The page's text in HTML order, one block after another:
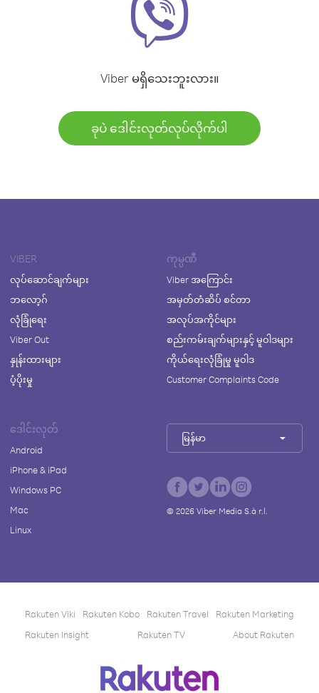
Viber မရှိသေးဘူးလား။
ခုပဲ ဒေါင်းလုတ်လုပ်လိုက်ပါ
VIBER
လုပ်ဆောင်ချက်များ
ဘလော့ဂ်
လုံခြုံရေး
Viber Out
နှုန်းထားများ
ပံ့ပိုးမှု
ကုမ္ပဏီ
Viber အကြောင်း
အမှတ်တံဆိပ် စင်တာ
အလုပ်အကိုင်များ
စည်းကမ်းချက်များနှင့် မူဝါဒများ
ကိုယ်ရေးလုံခြုံမှု မူဝါဒ
Customer Complaints Code
ဒေါင်းလုတ်
Android
iPhone & iPad
Windows PC
Mac
Linux
မြန်မာ
© 2026Viber Media S.à r.l.
Rakuten Viki Rakuten Kobo Rakuten Travel
Rakuten Marketing
Rakuten Insight
Rakuten TV About Rakuten